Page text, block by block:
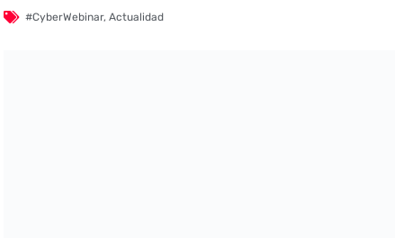
#CyberWebinar,Actualidad